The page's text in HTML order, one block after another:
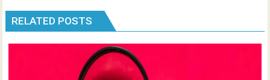
RELATED POSTS